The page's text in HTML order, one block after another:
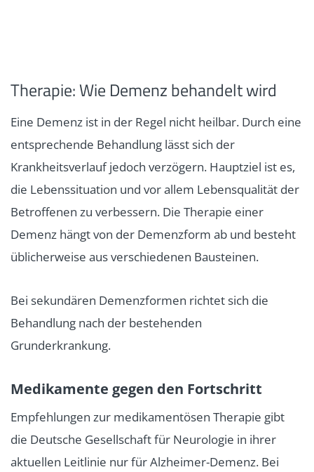
Therapie: Wie Demenz behandelt wird
Eine Demenz ist in der Regel nicht heilbar. Durch eine
entsprechende Behandlung lässt sich der
Krankheitsverlauf jedoch verzögern. Hauptziel ist es,
die Lebenssituation und vor allem Lebensqualität der
Betroffenen zu verbessern. Die Therapie einer
Demenz hängt von der Demenzform ab und besteht
üblicherweise aus verschiedenen Bausteinen.
Bei sekundären Demenzformen richtet sich die
Behandlung nach der bestehenden
Grunderkrankung.
Medikamente gegen den Fortschritt
Empfehlungen zur medikamentösen Therapie gibt
die Deutsche Gesellschaft für Neurologie in ihrer
aktuellen Leitlinie nur für Alzheimer-Demenz. Bei